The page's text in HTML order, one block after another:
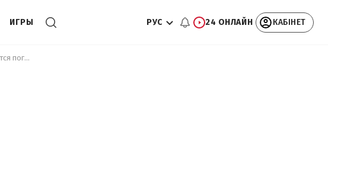
ИГРЫ РУС 24 ОНЛАЙН КАБІНЕТ
Сильный дождь и шквалы накроют ряд областей: где ухудшится погода в Украине